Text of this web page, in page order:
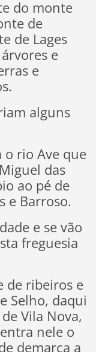
do monte
de
de Lages
e
e
alguns
rio Ave que
das
ao pé de
e Barroso.
e se vão
freguesia
ribeiros e
Selho, daqui
Vila Nova,
nele o
demarca a